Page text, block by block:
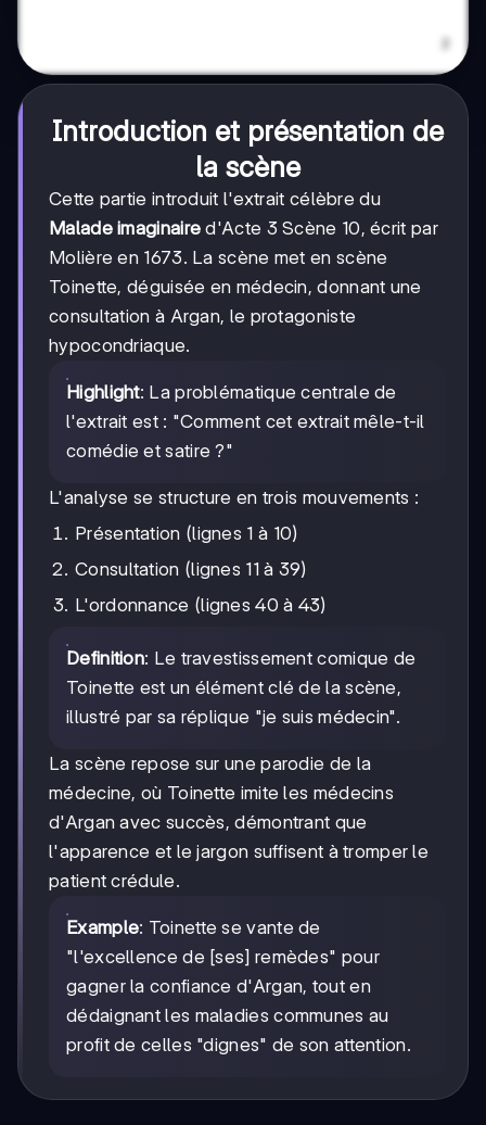
Introduction et présentation de
la scène
Cette partie introduit l'extrait célèbre du
Malade imaginaire d'Acte 3 Scène 10, écrit par
Molière en 1673. La scène met en scène
Toinette, déguisée en médecin, donnant une
consultation à Argan, le protagoniste
hypocondriaque.
Highlight: La problématique centrale de
l'extrait est : "Comment cet extrait mêle-t-il
comédie et satire ?"
L'analyse se structure en trois mouvements :
Présentation (lignes 1 à 10)
Consultation (lignes 11 à 39)
L'ordonnance (lignes 40 à 43)
Definition: Le travestissement comique de
Toinette est un élément clé de la scène,
illustré par sa réplique "je suis médecin".
La scène repose sur une parodie de la
médecine, où Toinette imite les médecins
d'Argan avec succès, démontrant que
l'apparence et le jargon suffisent à tromper le
patient crédule.
Example: Toinette se vante de
"l'excellence de [ses] remèdes" pour
gagner la confiance d'Argan, tout en
dédaignant les maladies communes au
profit de celles "dignes" de son attention.